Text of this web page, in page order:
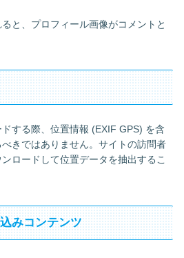
と、プロフィール画像がコメントと
する際、位置情報 (EXIF GPS) を含
きではありません。サイトの訪問者
ロードして位置データを抽出するこ
みコンテンツ